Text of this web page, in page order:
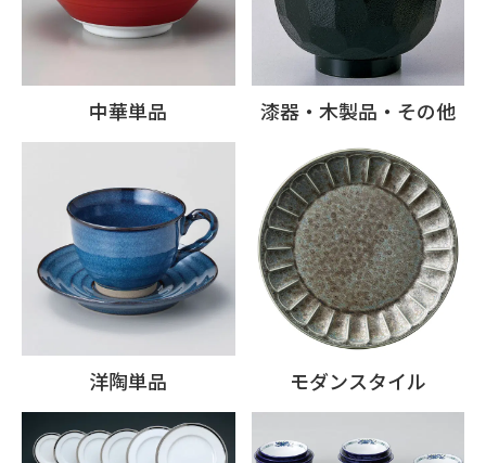
中華単品 漆器・木製品・その他
洋陶単品 モダンスタイル